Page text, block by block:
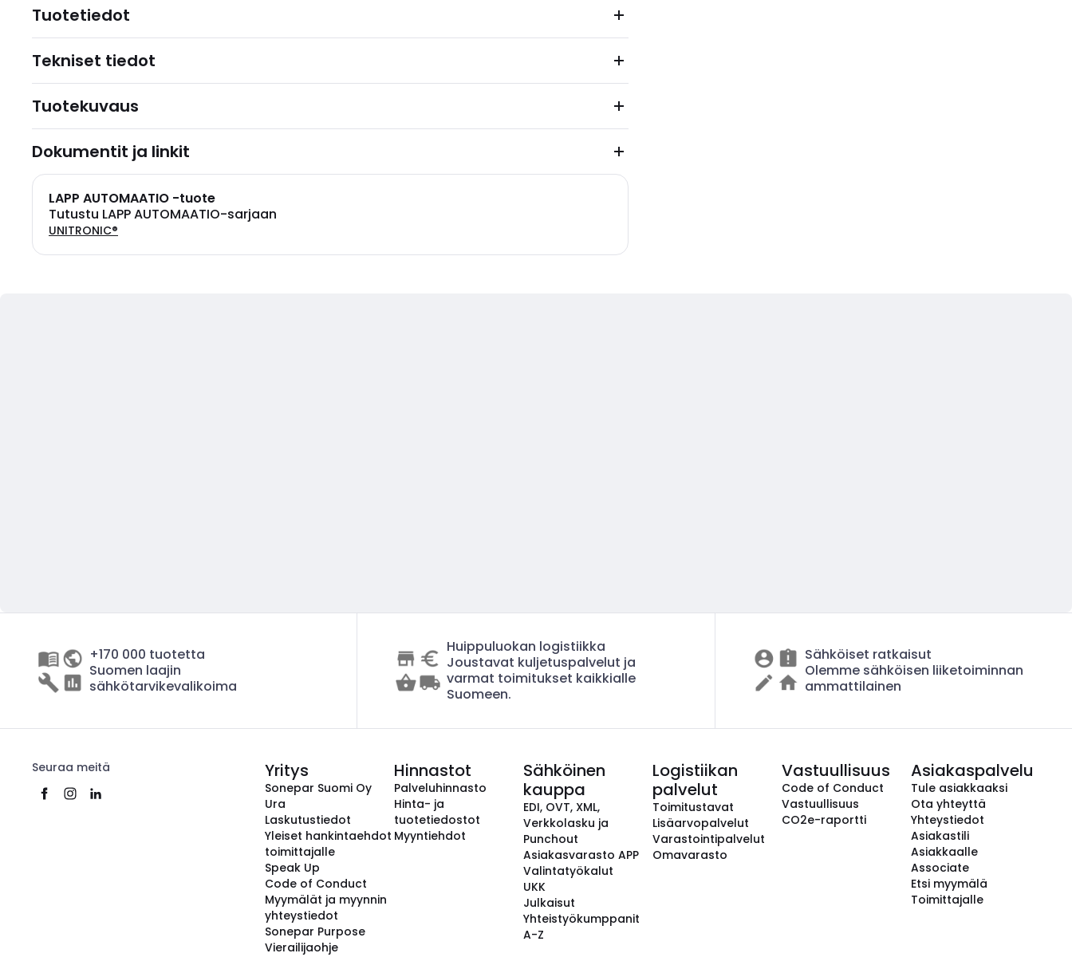
Tuotetiedot
Tekniset tiedot
Tuotekuvaus
Dokumentit ja linkit
LAPP AUTOMAATIO -tuote
Tutustu LAPP AUTOMAATIO-sarjaan
UNITRONIC®
+170 000 tuotetta
Suomen laajin
sähkötarvikevalikoima
Huippuluokan logistiikka
Joustavat kuljetuspalvelut ja
varmat toimitukset kaikkialle
Suomeen.
Sähköiset ratkaisut
Olemme sähköisen liiketoiminnan
ammattilainen
Seuraa meitä Yritys
Sonepar Suomi Oy
Ura
Laskutustiedot
Yleiset hankintaehdot
toimittajalle
Speak Up
Code of Conduct
Myymälät ja myynnin
yhteystiedot
Sonepar Purpose
Vierailijaohje
Hinnastot
Palveluhinnasto
Hinta- ja
tuotetiedostot
Myyntiehdot
Sähköinen
kauppa
EDI, OVT, XML,
Verkkolasku ja
Punchout
Asiakasvarasto APP
Valintatyökalut
UKK
Julkaisut
Yhteistyökumppanit
A-Z
Logistiikan
palvelut
Toimitustavat
Lisäarvopalvelut
Varastointipalvelut
Omavarasto
Vastuullisuus
Code of Conduct
Vastuullisuus
CO2e-raportti
Asiakaspalvelu
Tule asiakkaaksi
Ota yhteyttä
Yhteystiedot
Asiakastili
Asiakkaalle
Associate
Etsi myymälä
Toimittajalle